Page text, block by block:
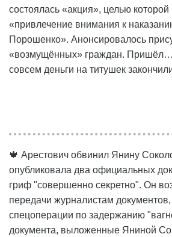
состоялась «акция», целью
«привлечение внимания к
Порошенко». Анонсировалось
«возмущённых» граждан.
совсем деньги на титушек
🍁 Арестович обвинил Янину
опубликовала два официальных
гриф "совершенно секретно". Он
передачи журналистам
спецоперации по задержанию
документа, выложенные Яниной